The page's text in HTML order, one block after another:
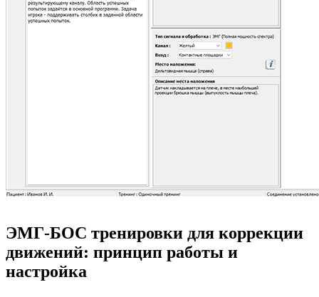
ЭМГ-БОС тренировки для коррекции
движений: принцип работы и
настройка